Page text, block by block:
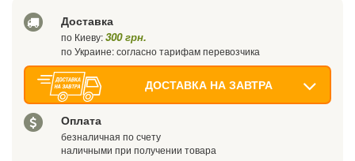
Доставка
по Киеву:300 грн.
по Украине: согласно тарифам перевозчика
ДОСТАВКА НА ЗАВТРА
Оплата
безналичная по счету
наличными при получении товара